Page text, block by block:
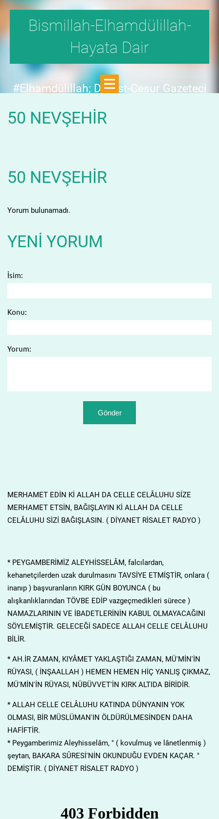
Bismillah-Elhamdülillah-
Hayata Dair
#Elhamdülillah; Dürüst-Cesur Gazeteci
Dergisi,fetö tehlikesini SAYFA SAYFA
50 NEVŞEHİR
50 NEVŞEHİR
Yorum bulunamadı.
YENI YORUM
İsim:
Konu:
Yorum:
MERHAMET EDİN Kİ ALLAH DA CELLE CELÂLUHU SİZE
MERHAMET ETSİN, BAĞIŞLAYIN Kİ ALLAH DA CELLE
CELÂLUHU SİZİ BAĞIŞLASIN. ( DİYANET RİSALET RADYO )
* PEYGAMBERİMİZ ALEYHİSSELÂM, falcılardan,
kehanetçilerden uzak durulmasını TAVSİYE ETMİŞTİR, onlara (
inanıp ) başvuranların KIRK GÜN BOYUNCA ( bu
alışkanlıklarından TÖVBE EDİP vazgeçmedikleri sürece )
NAMAZLARININ VE İBADETLERİNİN KABUL OLMAYACAĞINI
SÖYLEMİŞTİR. GELECEĞİ SADECE ALLAH CELLE CELÂLUHU
BİLİR.
* AH.İR ZAMAN, KIYÂMET YAKLAŞTIĞI ZAMAN, MÜ'MİN'İN
RÜYASI, ( İNŞAALLAH ) HEMEN HEMEN HİÇ YANLIŞ ÇIKMAZ,
MÜ'MİN'İN RÜYASI, NÜBÜVVET'İN KIRK ALTIDA BİRİDİR.
* ALLAH CELLE CELÂLUHU KATINDA DÜNYANIN YOK
OLMASI, BİR MÜSLÜMAN'IN ÖLDÜRÜLMESİNDEN DAHA
HAFİFTİR.
* Peygamberimiz Aleyhisselâm, " ( kovulmuş ve lânetlenmiş )
şeytan, BAKARA SÛRESİ'NİN OKUNDUĞU EVDEN KAÇAR. "
DEMİŞTİR. ( DİYANET RİSALET RADYO )